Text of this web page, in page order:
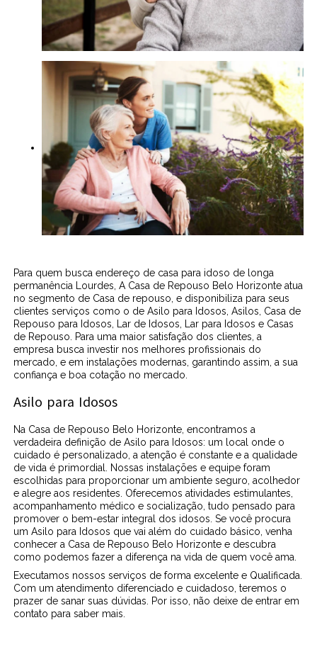
Para quem busca endereço de casa para idoso de longa
permanência Lourdes, A Casa de Repouso Belo Horizonte atua
no segmento de Casa de repouso, e disponibiliza para seus
clientes serviços como o de Asilo para Idosos, Asilos, Casa de
Repouso para Idosos, Lar de Idosos, Lar para Idosos e Casas
de Repouso. Para uma maior satisfação dos clientes, a
empresa busca investir nos melhores profissionais do
mercado, e em instalações modernas, garantindo assim, a sua
confiança e boa cotação no mercado.
Asilo para Idosos
Na Casa de Repouso Belo Horizonte, encontramos a
verdadeira definição de Asilo para Idosos: um local onde o
cuidado é personalizado, a atenção é constante e a qualidade
de vida é primordial. Nossas instalações e equipe foram
escolhidas para proporcionar um ambiente seguro, acolhedor
e alegre aos residentes. Oferecemos atividades estimulantes,
acompanhamento médico e socialização, tudo pensado para
promover o bem-estar integral dos idosos. Se você procura
um Asilo para Idosos que vai além do cuidado básico, venha
conhecer a Casa de Repouso Belo Horizonte e descubra
como podemos fazer a diferença na vida de quem você ama.
Executamos nossos serviços de forma excelente e Qualificada.
Com um atendimento diferenciado e cuidadoso, teremos o
prazer de sanar suas dúvidas. Por isso, não deixe de entrar em
contato para saber mais.